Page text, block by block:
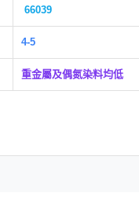
66039
4-5
重金屬及偶氮染料均低